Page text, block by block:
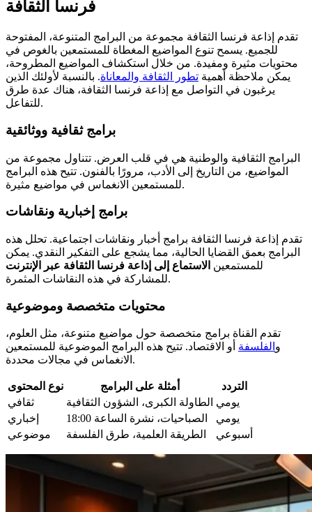
فرنسا الثقافة
تقدم إذاعة فرنسا الثقافة مجموعة من البرامج المتنوعة، المفتوحة
للجميع. يسمح تنوع المواضيع المغطاة للمستمعين بالغوص في
محتويات مثيرة ومفيدة. من خلال استكشاف المواضيع المطروحة،
يمكن ملاحظة أهمية تطور الثقافة والمعاناة. بالنسبة لأولئك الذين
يرغبون في التواصل مع إذاعة فرنسا الثقافة، هناك عدة طرق
للتفاعل.
برامج ثقافية ووثائقية
البرامج الثقافية والوطنية هي في قلب العرض. تتناول مجموعة من
المواضيع، من التاريخ إلى الأدب، مرورًا بالفنون. تتيح هذه البرامج
للمستمعين الانغماس في مواضيع مثيرة.
برامج إخبارية ونقاشات
تقدم إذاعة فرنسا الثقافة برامج أخبار ونقاشات اجتماعية. تحلل هذه
البرامج بعمق القضايا الحالية، مما يشجع على التفكير النقدي. يمكن
للمستمعين الاستماع إلى إذاعة فرنسا الثقافة عبر الإنترنت
للمشاركة في هذه النقاشات المثمرة.
محتويات متخصصة وموضوعية
تقدم القناة برامج متخصصة حول مواضيع متنوعة، مثل العلوم،
و الفلسفة أو الاقتصاد. تتيح هذه البرامج الموضوعية للمستمعين
الانغماس في مجالات محددة.
نوع المحتوى أمثلة على البرامج
التردد
ثقافي
الطاولة الكبرى، الشؤون الثقافية يومي
إخباري
الصباحيات، نشرة الساعة 18:00
يومي
موضوعي
الطريقة العلمية، طرق الفلسفة أسبوعي